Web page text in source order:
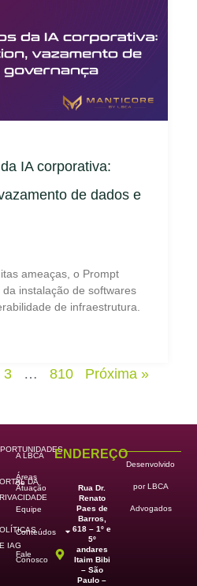
IA corporativa:
de dados e
ameaças, o Prompt
instalação de softwares
de infraestrutura.
3 … 810 Próxima »
DA
IAG
A LBCA
Áreas
de
Atuação
Equipe
Conteúdos
Fale
Conosco
ENDEREÇO
Rua Dr.
Renato
Paes de
Barros,
618 – 1º e
5º
andares
Itaim Bibi
– São
Paulo –
Desenvolvido
por LBCA
Advogados